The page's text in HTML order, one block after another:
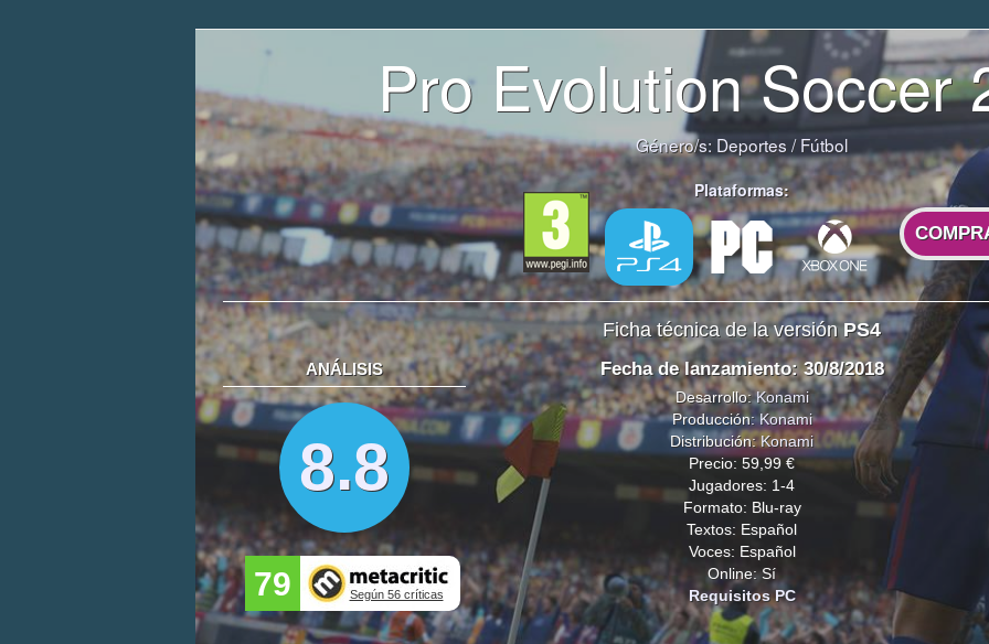
Pro Evolution Soccer
Género/s: Deportes/Fútbol
Plataformas:
Ficha técnica de la versión PS4
ANÁLISIS
8.8
79 Según 56 críticas
Fecha de lanzamiento: 30/8/2018
Desarrollo:Konami
Producción:Konami
Distribución:Konami
Precio: 59,99 €
Jugadores: 1-4
Formato: Blu-ray
Textos: Español
Voces: Español
Online: Sí
Requisitos PC